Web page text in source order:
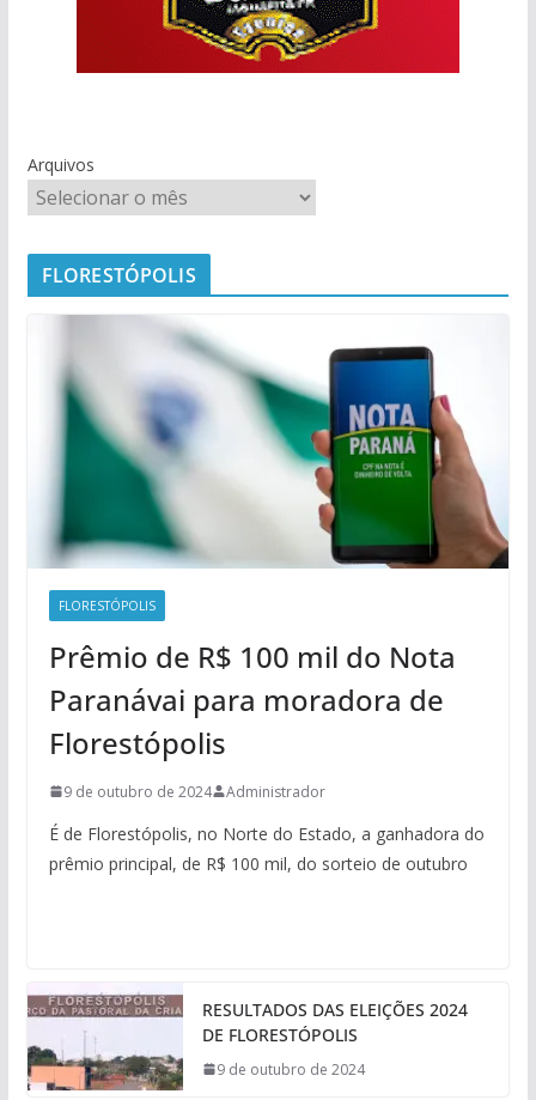
Arquivos
FLORESTÓPOLIS
FLORESTÓPOLIS
Prêmio de R$ 100 mil do Nota
Paranávai para moradora de
Florestópolis
9 de outubro de 2024 Administrador
É de Florestópolis, no Norte do Estado, a ganhadora do
prêmio principal, de R$ 100 mil, do sorteio de outubro
RESULTADOS DAS ELEIÇÕES 2024
DE FLORESTÓPOLIS
9 de outubro de 2024